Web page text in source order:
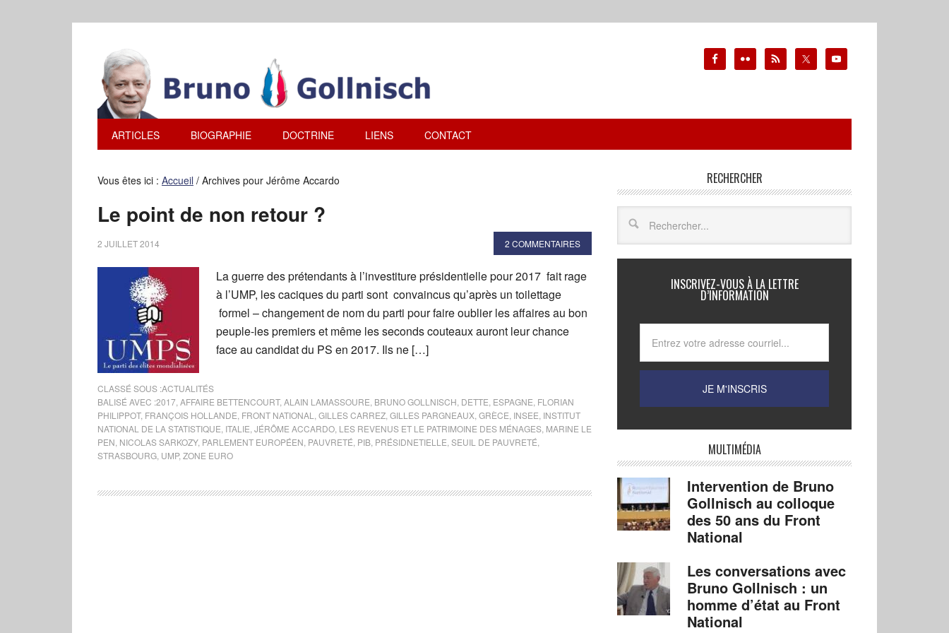
ARTICLES BIOGRAPHIE DOCTRINE LIENS CONTACT
Vous êtes ici : Accueil / Archives pour Jérôme Accardo
Le point de non retour ?
2 JUILLET 2014 2 COMMENTAIRES
La guerre des prétendants à l’investiture présidentielle pour 2017 fait rage
à l’UMP, les caciques du parti sont convaincus qu’après un toilettage
formel – changement de nom du parti pour faire oublier les affaires au bon
peuple-les premiers et même les seconds couteaux auront leur chance
face au candidat du PS en 2017. Ils ne […]
CLASSÉ SOUS :ACTUALITÉS
BALISÉ AVEC :2017 AFFAIRE BETTENCOURT, ALAIN LAMASSOURE BRUNO GOLLNISCH DETTE ESPAGNE FLORIAN
PHILIPPOT, FRANÇOIS HOLLANDE FRONT NATIONAL GILLES CARREZ GILLES PARGNEAUX GRÈCE INSEE INSTITUT
NATIONAL DE LA STATISTIQUE ITALIE JÉRÔME ACCARDO LES REVENUS ET LE PATRIMOINE DES MÉNAGES MARINE LE
PEN NICOLAS SARKOZY, PARLEMENT EUROPÉEN PAUVRETÉ PIB PRÉSIDNETIELLE SEUIL DE PAUVRETÉ
STRASBOURG UMP, ZONE EURO
RECHERCHER
INSCRIVEZ-VOUS À LA LETTRE
D’INFORMATION
MULTIMÉDIA
Intervention de Bruno
Gollnisch au colloque
des 50 ans du Front
National
Les conversations avec
Bruno Gollnisch : un
homme d’état au Front
National